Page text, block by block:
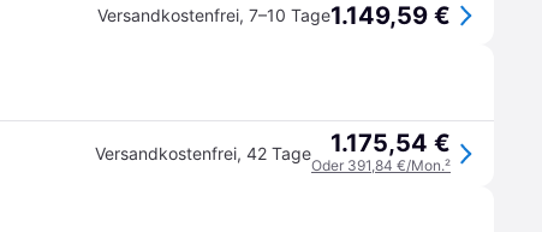
Versandkostenfrei, 7–10 Tage1.149,59 €
Versandkostenfrei, 42 Tage 1.175,54 €
Oder 391,84 €/Mon.²